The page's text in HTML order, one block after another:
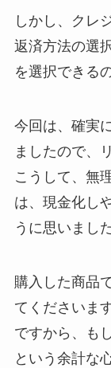
しかし、クレ
返済方法の選
を選択できる
今回は、確実
ましたので、
こうして、無
は、現金化し
うに思いました
購入した商品
てくださいます
ですから、も
という余計な